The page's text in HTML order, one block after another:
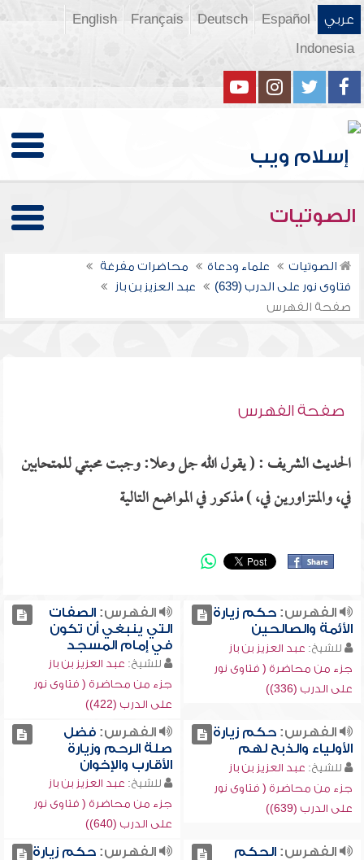
عربي Español
Deutsch
Français
English
Indonesia
الصوتيات
الصوتيات علماء ودعاة
محاضرات مفرغة
فتاوى نور على الدرب (639)
عبد العزيز بن باز
صفحة الفهرس
صفحة الفهرس
الحديث الشريف : ( يقول الله جل وعلا: وجبت محبتي للمتحابين
في، والمتزاورين في، ) مذكور في المواضع التالية
الفهرس:حكم زيارة
الأئمة والصالحين
للشيخ: عبد العزيز بن باز
جزء من محاضرة ( فتاوى نور
على الدرب (336))
الفهرس:الصفات
التي ينبغي أن تكون
في إمام المسجد
للشيخ: عبد العزيز بن باز
جزء من محاضرة ( فتاوى نور
على الدرب (422))
الفهرس:حكم زيارة
الأولياء والذبح لهم
للشيخ: عبد العزيز بن باز
جزء من محاضرة ( فتاوى نور
على الدرب (639))
الفهرس:فضل
صلة الرحم وزيارة
الأقارب والإخوان
للشيخ: عبد العزيز بن باز
جزء من محاضرة ( فتاوى نور
على الدرب (640))
الفهرس:الحكم
الفهرس:حكم زيارة